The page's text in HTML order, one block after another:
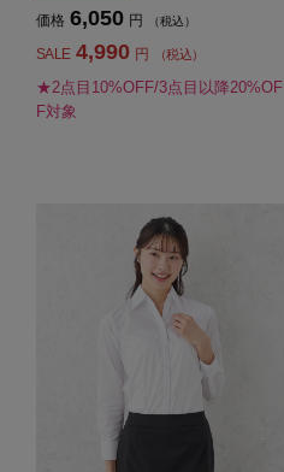
価格 6,050 円 （税込）
SALE 4,990 円 （税込）
★2点目10%OFF/3点目以降20%OF
F対象